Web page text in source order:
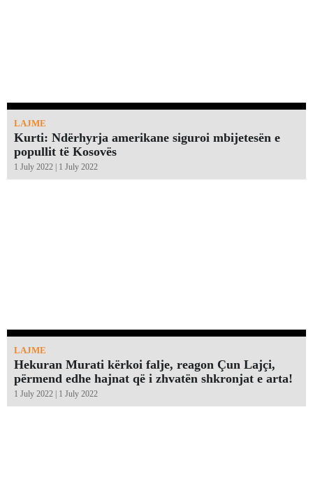
LAJME
Kurti: Ndërhyrja amerikane siguroi mbijetesën e
popullit të Kosovës
1 July 2022 | 1 July 2022
LAJME
Hekuran Murati kërkoi falje, reagon Çun Lajçi,
përmend edhe hajnat që i zhvatën shkronjat e arta!￼
1 July 2022 | 1 July 2022